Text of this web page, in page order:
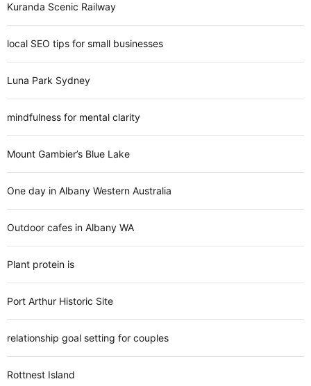
Kuranda Scenic Railway
local SEO tips for small businesses
Luna Park Sydney
mindfulness for mental clarity
Mount Gambier’s Blue Lake
One day in Albany Western Australia
Outdoor cafes in Albany WA
Plant protein is
Port Arthur Historic Site
relationship goal setting for couples
Rottnest Island